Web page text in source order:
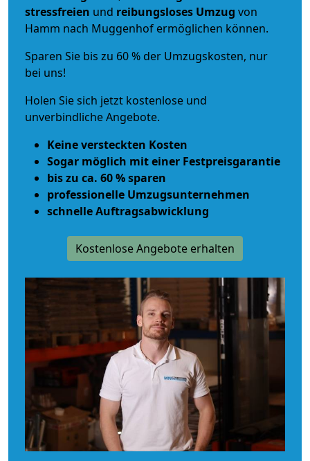
stressfreien und reibungsloses Umzug von
Hamm nach Muggenhof ermöglichen können.
Sparen Sie bis zu 60 % der Umzugskosten, nur
bei uns!
Holen Sie sich jetzt kostenlose und
unverbindliche Angebote.
Keine versteckten Kosten
Sogar möglich mit einer Festpreisgarantie
bis zu ca. 60 % sparen
professionelle Umzugsunternehmen
schnelle Auftragsabwicklung
Kostenlose Angebote erhalten